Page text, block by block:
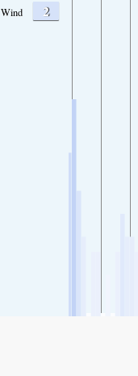
Wind 2